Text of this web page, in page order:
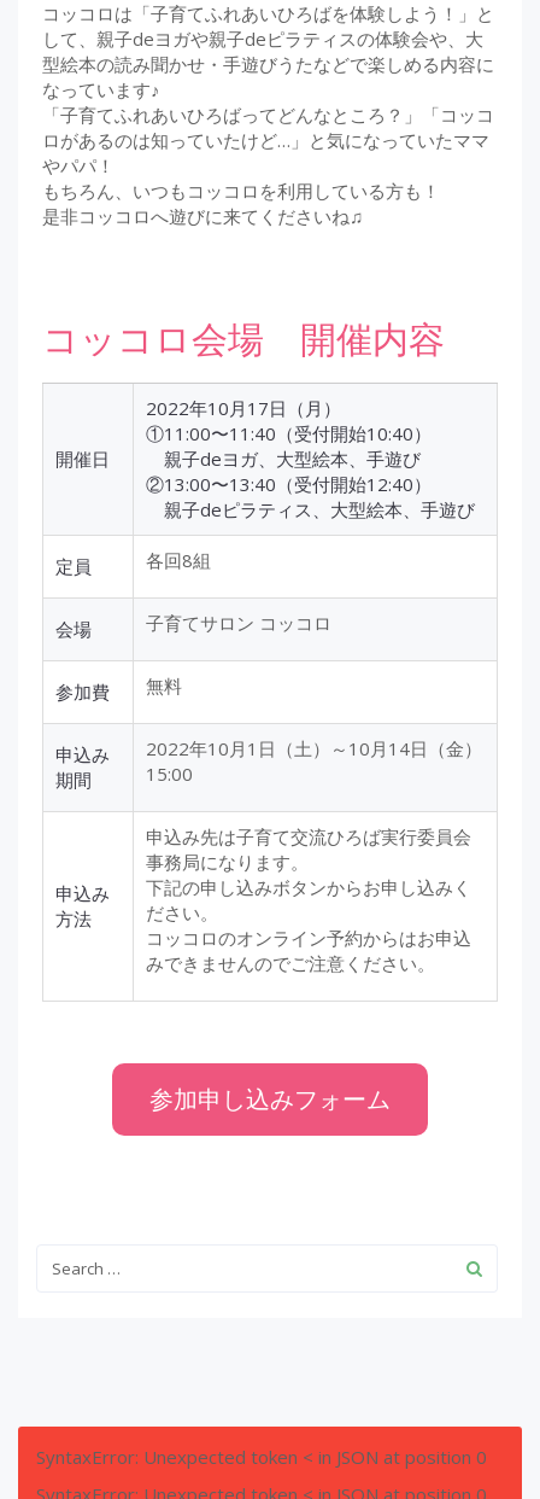
コッコロは「子育てふれあいひろばを体験しよう！」と
して、親子deヨガや親子deピラティスの体験会や、大
型絵本の読み聞かせ・手遊びうたなどで楽しめる内容に
なっています♪
「子育てふれあいひろばってどんなところ？」「コッコ
ロがあるのは知っていたけど…」と気になっていたママ
やパパ！
もちろん、いつもコッコロを利用している方も！
是非コッコロへ遊びに来てくださいね♫
コッコロ会場 開催内容
開催日
2022年10月17日（月）
①11:00〜11:40（受付開始10:40）
親子deヨガ、大型絵本、手遊び
②13:00〜13:40（受付開始12:40）
親子deピラティス、大型絵本、手遊び
定員 各回8組
会場 子育てサロン コッコロ
参加費 無料
申込み
期間
2022年10月1日（土）～10月14日（金）
15:00
申込み
方法
申込み先は子育て交流ひろば実行委員会
事務局になります。
下記の申し込みボタンからお申し込みく
ださい。
コッコロのオンライン予約からはお申込
みできませんのでご注意ください。
参加申し込みフォーム
SyntaxError: Unexpected token < in JSON at position 0